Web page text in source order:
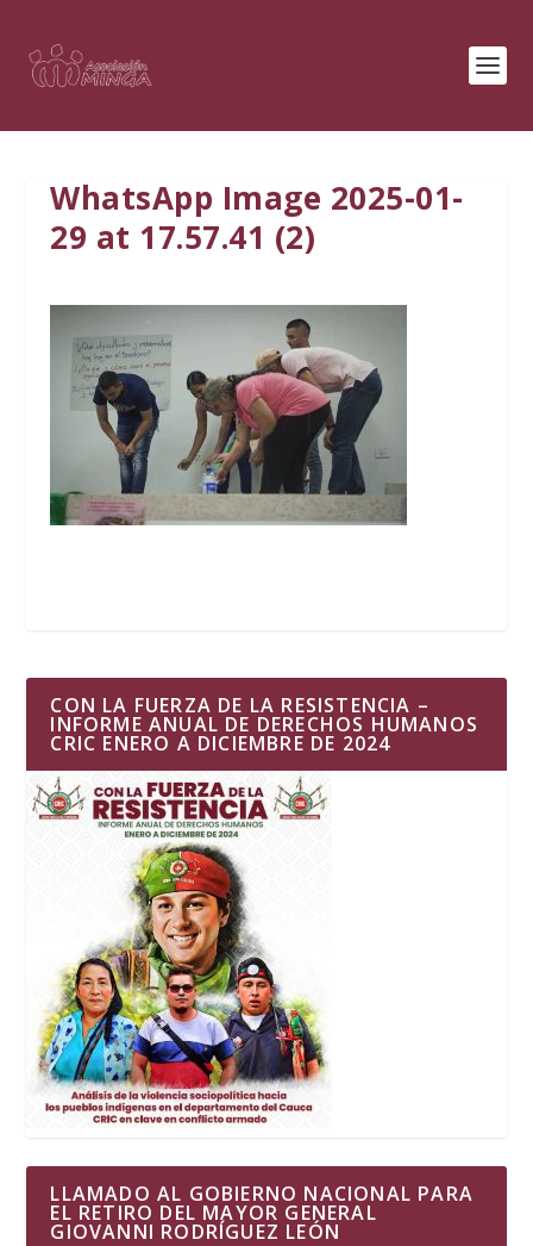
WhatsApp Image 2025-01-
29 at 17.57.41 (2)
CON LA FUERZA DE LA RESISTENCIA –
INFORME ANUAL DE DERECHOS HUMANOS
CRIC ENERO A DICIEMBRE DE 2024
LLAMADO AL GOBIERNO NACIONAL PARA
EL RETIRO DEL MAYOR GENERAL
GIOVANNI RODRÍGUEZ LEÓN